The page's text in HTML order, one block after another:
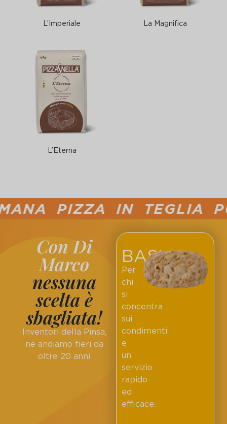
L’Imperiale La Magnifica
L’Eterna
PIZZA IN TEGLIA
Con Di
Marco
nessuna
scelta è
sbagliata!
Inventori della Pinsa,
ne andiamo fieri da
oltre 20 anni
BASI
Per
chi
si
concentra
sui
condimenti
e
un
servizio
rapido
ed
efficace.